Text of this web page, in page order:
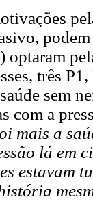
optaram
três
sem
com a
mais a
lá em
estavam